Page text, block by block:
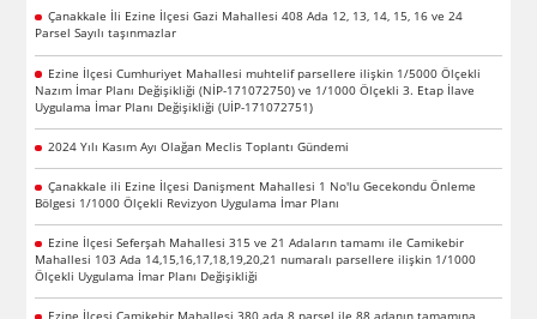
Çanakkale İli Ezine İlçesi Gazi Mahallesi 408 Ada 12, 13, 14, 15, 16 ve 24
Parsel Sayılı taşınmazlar
Ezine İlçesi Cumhuriyet Mahallesi muhtelif parsellere ilişkin 1/5000 Ölçekli
Nazım İmar Planı Değişikliği (NİP-171072750) ve 1/1000 Ölçekli 3. Etap İlave
Uygulama İmar Planı Değişikliği (UİP-171072751)
2024 Yılı Kasım Ayı Olağan Meclis Toplantı Gündemi
Çanakkale ili Ezine İlçesi Danişment Mahallesi 1 No'lu Gecekondu Önleme
Bölgesi 1/1000 Ölçekli Revizyon Uygulama İmar Planı
Ezine İlçesi Seferşah Mahallesi 315 ve 21 Adaların tamamı ile Camikebir
Mahallesi 103 Ada 14,15,16,17,18,19,20,21 numaralı parsellere ilişkin 1/1000
Ölçekli Uygulama İmar Planı Değişikliği